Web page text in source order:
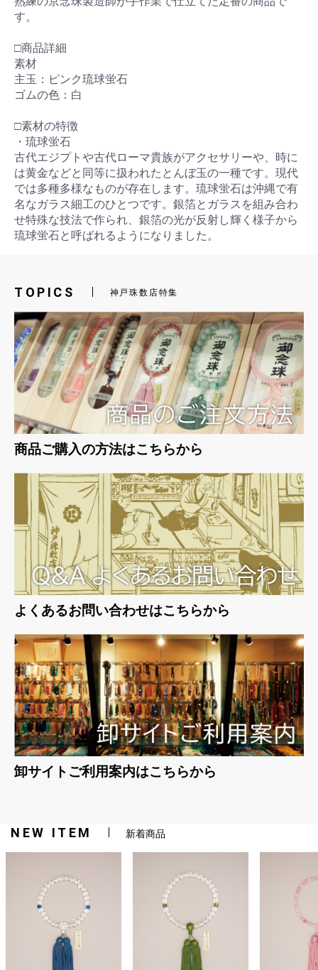
お買い物を続ける カートへ進む
す。
□商品詳細
素材
主玉：ピンク琉球蛍石
ゴムの色：白
□素材の特徴
・琉球蛍石
古代エジプトや古代ローマ貴族がアクセサリーや、時に
は黄金などと同等に扱われたとんぼ玉の一種です。現代
では多種多様なものが存在します。琉球蛍石は沖縄で有
名なガラス細工のひとつです。銀箔とガラスを組み合わ
せ特殊な技法で作られ、銀箔の光が反射し輝く様子から
琉球蛍石と呼ばれるようになりました。
TOPICS 神戸珠数店特集
商品ご購入の方法はこちらから
よくあるお問い合わせはこちらから
卸サイトご利用案内はこちらから
NEW ITEM 新着商品